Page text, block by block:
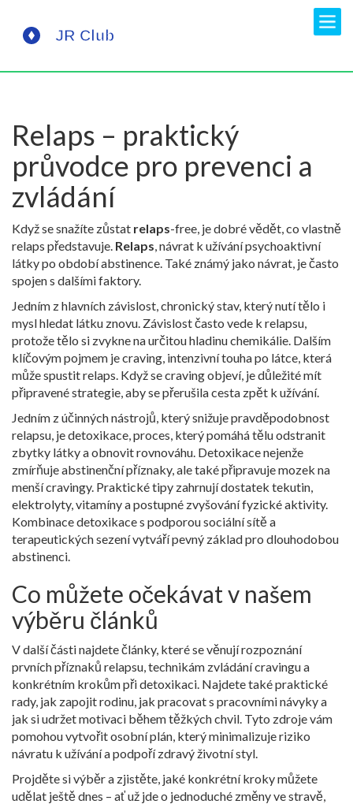
Relaps – praktický
průvodce pro prevenci a
zvládání
Když se snažíte zůstat relaps-free, je dobré vědět, co vlastně
relaps představuje. Relaps,návrat k užívání psychoaktivní
látky po období abstinence. Také známý jako návrat, je často
spojen s dalšími faktory.
Jedním z hlavních závislost,chronický stav, který nutí tělo i
mysl hledat látku znovu. Závislost často vede k relapsu,
protože tělo si zvykne na určitou hladinu chemikálie. Dalším
klíčovým pojmem jecraving, intenzivní touha po látce, která
může spustit relaps. Když se craving objeví, je důležité mít
připravené strategie, aby se přerušila cesta zpět k užívání.
Jedním z účinných nástrojů, který snižuje pravděpodobnost
relapsu, jedetoxikace,proces, který pomáhá tělu odstranit
zbytky látky a obnovit rovnováhu. Detoxikace nejenže
zmírňuje abstinenční příznaky, ale také připravuje mozek na
menší cravingy. Praktické tipy zahrnují dostatek tekutin,
elektrolyty, vitamíny a postupné zvyšování fyzické aktivity.
Kombinace detoxikace s podporou sociální sítě a
terapeutických sezení vytváří pevný základ pro dlouhodobou
abstinenci.
Co můžete očekávat v našem
výběru článků
V další části najdete články, které se věnují rozpoznání
prvních příznaků relapsu, technikám zvládání cravingu a
konkrétním krokům při detoxikaci. Najdete také praktické
rady, jak zapojit rodinu, jak pracovat s pracovními návyky a
jak si udržet motivaci během těžkých chvil. Tyto zdroje vám
pomohou vytvořit osobní plán, který minimalizuje riziko
návratu k užívání a podpoří zdravý životní styl.
Projděte si výběr a zjistěte, jaké konkrétní kroky můžete
udělat ještě dnes – ať už jde o jednoduché změny ve stravě,